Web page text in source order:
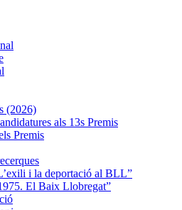
(2026)
als 13s Premis
Premis
i la deportació al BLL”
El Baix Llobregat”